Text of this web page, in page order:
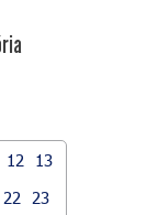
12
13
22
23